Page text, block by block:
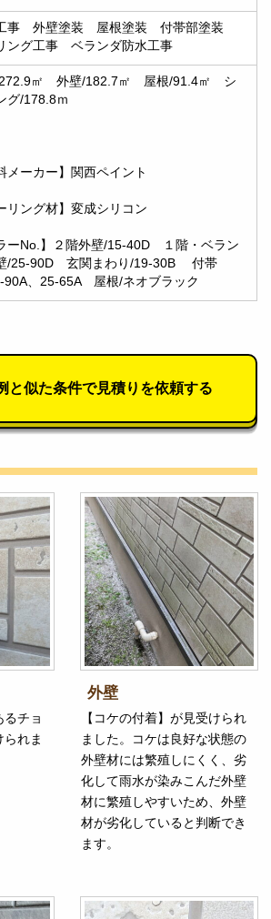
事　外壁塗装　屋根塗装　付帯部塗装
ング工事　ベランダ防水工事
㎡　外壁/182.7㎡　屋根/91.4㎡　シ
グ/178.8ｍ
メーカー】関西ペイント
リング材】変成シリコン
ーNo.】２階外壁/15-40D　１階・ベラン
/25-90D　玄関まわり/19-30B　 付帯
90A、25-65A　屋根/ネオブラック
と似た条件で見積りを依頼する
チョ
れま
外壁
【コケの付着】が見受けられ
ました。コケは良好な状態の
外壁材には繁殖しにくく、劣
化して雨水が染みこんだ外壁
材に繁殖しやすいため、外壁
材が劣化していると判断でき
ます。